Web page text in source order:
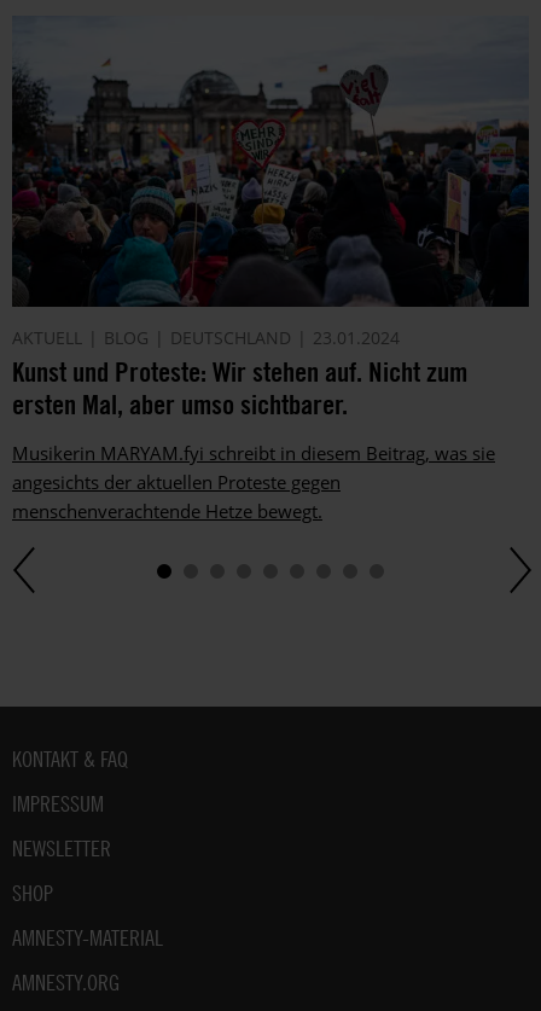
AKTUELL BLOG DEUTSCHLAND 23.01.2024
Kunst und Proteste: Wir stehen auf. Nicht zum
ersten Mal, aber umso sichtbarer.
Musikerin MARYAM.fyi schreibt in diesem Beitrag, was sie
angesichts der aktuellen Proteste gegen
menschenverachtende Hetze bewegt.
Fußbereich
KONTAKT & FAQ
IMPRESSUM
NEWSLETTER
SHOP
AMNESTY-MATERIAL
AMNESTY.ORG